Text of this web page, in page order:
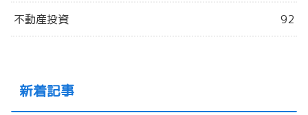
不動産投資 92
新着記事